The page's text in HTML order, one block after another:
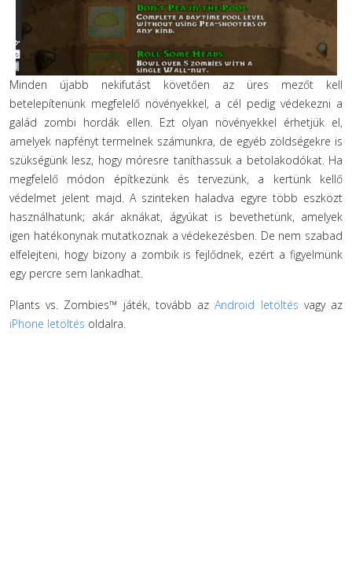
Minden újabb nekifutást követően az üres mezőt kell
betelepítenünk megfelelő növényekkel, a cél pedig védekezni a
galád zombi hordák ellen. Ezt olyan növényekkel érhetjük el,
amelyek napfényt termelnek számunkra, de egyéb zöldségekre is
szükségünk lesz, hogy móresre taníthassuk a betolakodókat. Ha
megfelelő módon építkezünk és tervezünk, a kertünk kellő
védelmet jelent majd. A szinteken haladva egyre több eszközt
használhatunk; akár aknákat, ágyúkat is bevethetünk, amelyek
igen hatékonynak mutatkoznak a védekezésben. De nem szabad
elfelejteni, hogy bizony a zombik is fejlődnek, ezért a figyelmünk
egy percre sem lankadhat.
Plants vs. Zombies™ játék, tovább azAndroid letöltés vagy az
iPhone letöltés oldalra.